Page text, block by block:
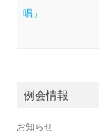
唱」
例会情報
お知らせ